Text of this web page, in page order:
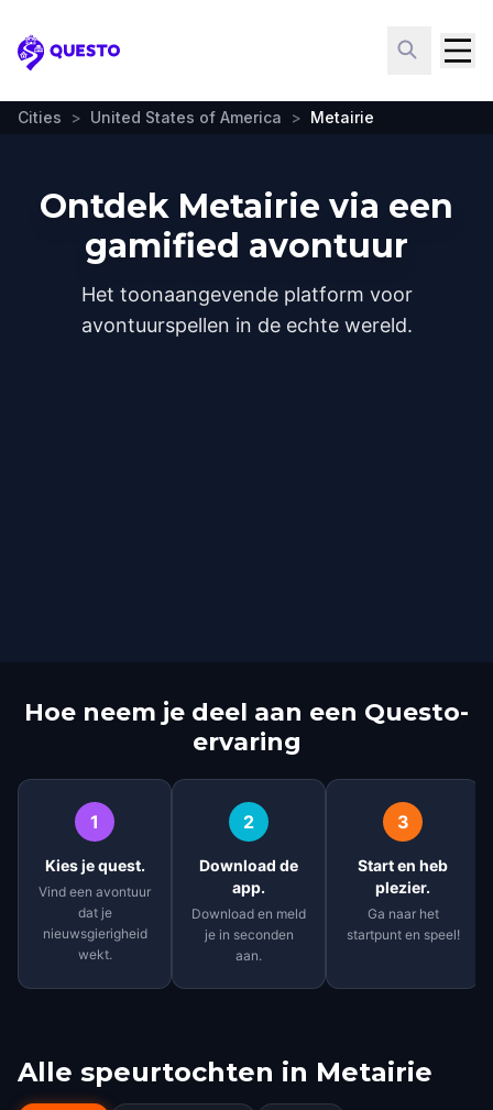
Questo
Cities > United States of America > Metairie
Ontdek Metairie via een
gamified avontuur
Het toonaangevende platform voor
avontuurspellen in de echte wereld.
Hoe neem je deel aan een Questo-
ervaring
1
Kies je quest.
Vind een avontuur
dat je
nieuwsgierigheid
wekt.
2
Download de
app.
Download en meld
je in seconden
aan.
3
Start en heb
plezier.
Ga naar het
startpunt en speel!
Alle speurtochten in Metairie